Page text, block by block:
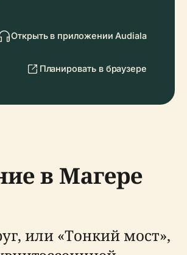
Открыть в приложении Audiala
Планировать в браузере
в Магере
или «Тонкий мост»,